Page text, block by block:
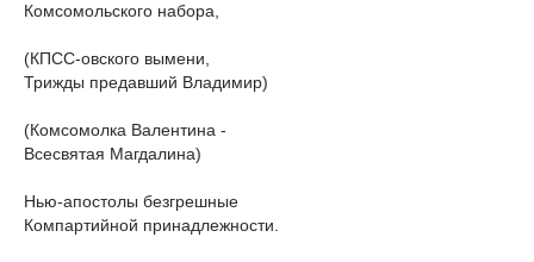
Комсомольского набора,
(КПСС-овского вымени,
Трижды предавший Владимир)
(Комсомолка Валентина -
Всесвятая Магдалина)
Нью-апостолы безгрешные
Компартийной принадлежности.